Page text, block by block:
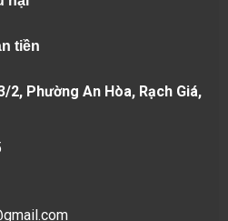
tiền
Phường An Hòa, Rạch Giá,